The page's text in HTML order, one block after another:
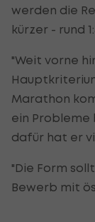
werden die
kürzer - rund
"Weit vorne
Marathon
ein Probleme
dafür hat er
"Die Form
Bewerb mit